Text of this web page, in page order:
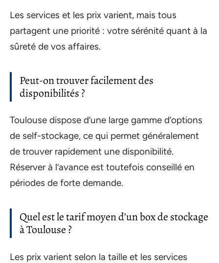
Les services et les prix varient, mais tous
partagent une priorité : votre sérénité quant à la
sûreté de vos affaires.
Peut-on trouver facilement des
disponibilités ?
Toulouse dispose d’une large gamme d’options
de self-stockage, ce qui permet généralement
de trouver rapidement une disponibilité.
Réserver à l’avance est toutefois conseillé en
périodes de forte demande.
Quel est le tarif moyen d’un box de stockage
à Toulouse ?
Les prix varient selon la taille et les services